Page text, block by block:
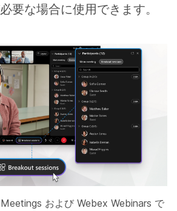
要な場合に使用できます。
および Webex Webinars で